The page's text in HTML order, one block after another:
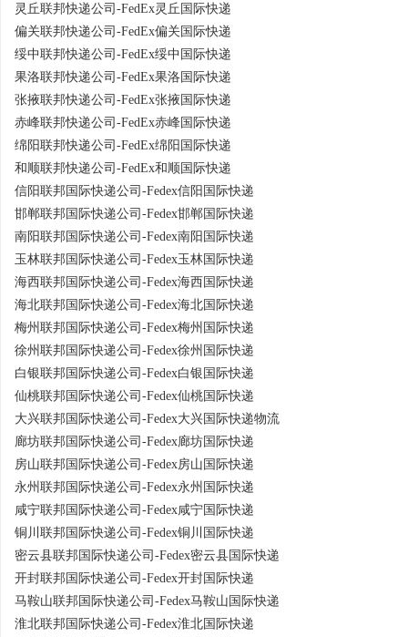
灵丘联邦快递公司-FedEx灵丘国际快递
偏关联邦快递公司-FedEx偏关国际快递
绥中联邦快递公司-FedEx绥中国际快递
果洛联邦快递公司-FedEx果洛国际快递
张掖联邦快递公司-FedEx张掖国际快递
赤峰联邦快递公司-FedEx赤峰国际快递
绵阳联邦快递公司-FedEx绵阳国际快递
和顺联邦快递公司-FedEx和顺国际快递
信阳联邦国际快递公司-Fedex信阳国际快递
邯郸联邦国际快递公司-Fedex邯郸国际快递
南阳联邦国际快递公司-Fedex南阳国际快递
玉林联邦国际快递公司-Fedex玉林国际快递
海西联邦国际快递公司-Fedex海西国际快递
海北联邦国际快递公司-Fedex海北国际快递
梅州联邦国际快递公司-Fedex梅州国际快递
徐州联邦国际快递公司-Fedex徐州国际快递
白银联邦国际快递公司-Fedex白银国际快递
仙桃联邦国际快递公司-Fedex仙桃国际快递
大兴联邦国际快递公司-Fedex大兴国际快递物流
廊坊联邦国际快递公司-Fedex廊坊国际快递
房山联邦国际快递公司-Fedex房山国际快递
永州联邦国际快递公司-Fedex永州国际快递
咸宁联邦国际快递公司-Fedex咸宁国际快递
铜川联邦国际快递公司-Fedex铜川国际快递
密云县联邦国际快递公司-Fedex密云县国际快递
开封联邦国际快递公司-Fedex开封国际快递
马鞍山联邦国际快递公司-Fedex马鞍山国际快递
淮北联邦国际快递公司-Fedex淮北国际快递